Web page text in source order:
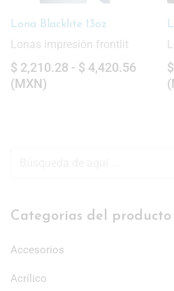
Lona Max 11oz
Lonas impresión frontlit
$ 1,982.79 - $ 3,965.40
(MXN)
$
(
Categorías del producto
Accesorios
Acrílico